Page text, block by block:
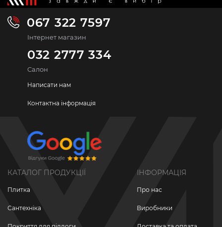
067 322 7597
Інтернет магазин
032 2777 334
Салон
Написати нам
Контактна інформація
КАТАЛОГ ПРОДУКЦІЇ
Плитка
Сантехніка
ІНФОРМАЦІЯ
Про нас
Виробники